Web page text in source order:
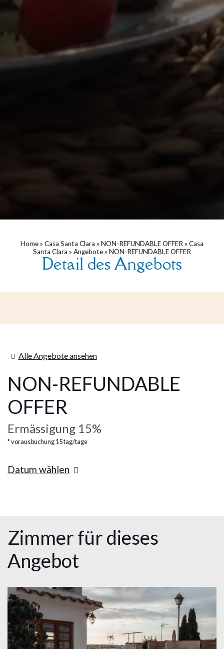
Home» Casa Santa Clara » NON-REFUNDABLE OFFER » Casa
Santa Clara » Angebote» NON-REFUNDABLE OFFER
Detail des Angebots
Alle Angebote ansehen
NON-REFUNDABLE
OFFER
Ermässigung 15%
vorausbuchung 15 tag/tage
Datum wählen
Zimmer für dieses
Angebot